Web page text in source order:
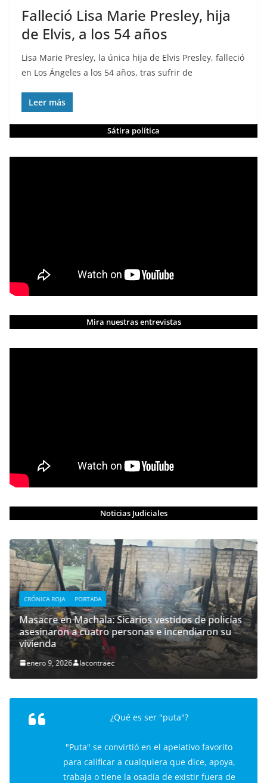
Falleció Lisa Marie Presley, hija
de Elvis, a los 54 años
Lisa Marie Presley, la única hija de Elvis Presley, falleció
en Los Ángeles a los 54 años, tras sufrir de
Leer más
Sátira política
Mira nuestras entrevistas
Noticias Judiciales
CRÓNICA ROJA PORTADA
Masacre en Machala: Sicarios vestidos de policías
asesinaron a cuatro personas e incendiaron su
vivienda
enero 9, 2026 lacontraec
¿Qué es ser "puta"?
"Puta" se convirtió en el apelativo favorito
para calificar a cualquiera que dice, apoya,
trabaja o tiene la osadía de existir fuera de